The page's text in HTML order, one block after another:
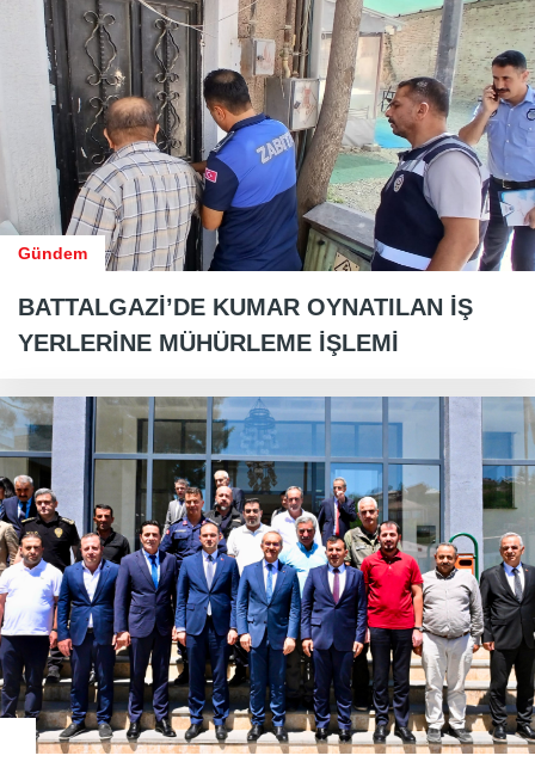
Gündem
BATTALGAZİ’DE KUMAR OYNATILAN İŞ
YERLERİNE MÜHÜRLEME İŞLEMİ